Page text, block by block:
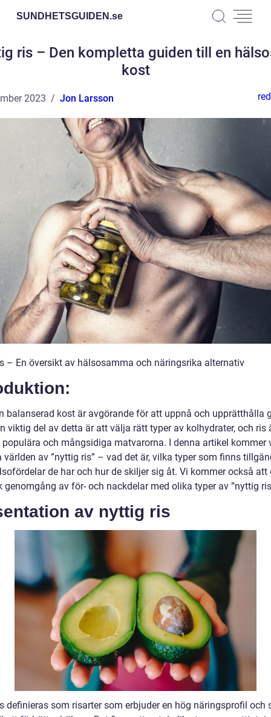
SUNDHETSGUIDEN.se
ris – Den kompletta guiden till en
kost
2023 Jon Larsson
– En översikt av hälsosamma och näringsrika alternativ
balanserad kost är avgörande för att uppnå och upprätthålla
viktig del av detta är att välja rätt typer av kolhydrater, och ris
populära och mångsidiga matvarorna. I denna artikel kommer
världen av ”nyttig ris” – vad det är, vilka typer som finns
de har och hur de skiljer sig åt. Vi kommer också att
genomgång av för- och nackdelar med olika typer av ”nyttig
av nyttig ris
definieras som risarter som erbjuder en hög näringsprofil och